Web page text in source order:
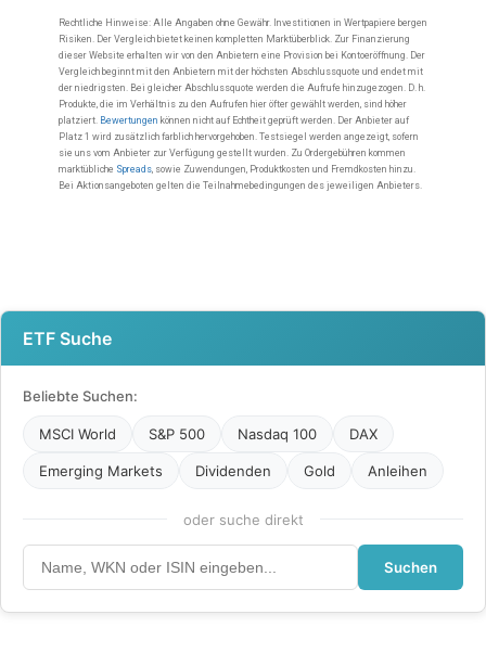
ETF Suche
Beliebte Suchen:
MSCI World S&P 500 Nasdaq 100 DAX
Emerging Markets Dividenden Gold Anleihen
oder suche direkt
Suchen